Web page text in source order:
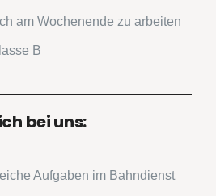
am Wochenende zu arbeiten
B
bei uns:
Aufgaben im Bahndienst